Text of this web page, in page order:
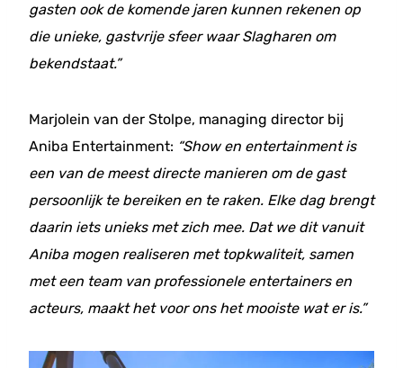
gasten ook de komende jaren kunnen rekenen op
die unieke, gastvrije sfeer waar Slagharen om
bekendstaat.”
Marjolein van der Stolpe, managing director bij
Aniba Entertainment: “Show en entertainment is
een van de meest directe manieren om de gast
persoonlijk te bereiken en te raken. Elke dag brengt
daarin iets unieks met zich mee. Dat we dit vanuit
Aniba mogen realiseren met topkwaliteit, samen
met een team van professionele entertainers en
acteurs, maakt het voor ons het mooiste wat er is.”